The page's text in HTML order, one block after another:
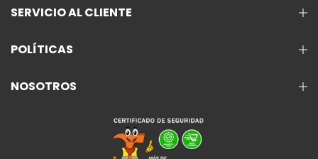
SERVICIO AL CLIENTE
POLÍTICAS
NOSOTROS